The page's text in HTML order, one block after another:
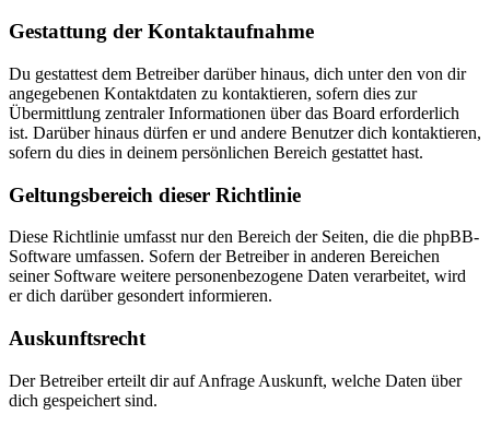
Gestattung der Kontaktaufnahme
Du gestattest dem Betreiber darüber hinaus, dich unter den von dir
angegebenen Kontaktdaten zu kontaktieren, sofern dies zur
Übermittlung zentraler Informationen über das Board erforderlich
ist. Darüber hinaus dürfen er und andere Benutzer dich kontaktieren,
sofern du dies in deinem persönlichen Bereich gestattet hast.
Geltungsbereich dieser Richtlinie
Diese Richtlinie umfasst nur den Bereich der Seiten, die die phpBB-
Software umfassen. Sofern der Betreiber in anderen Bereichen
seiner Software weitere personenbezogene Daten verarbeitet, wird
er dich darüber gesondert informieren.
Auskunftsrecht
Der Betreiber erteilt dir auf Anfrage Auskunft, welche Daten über
dich gespeichert sind.